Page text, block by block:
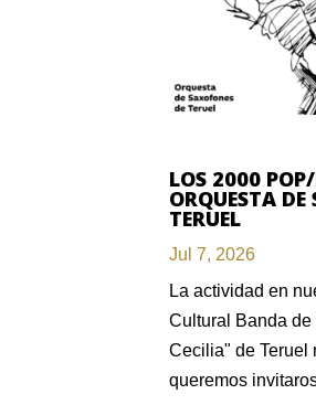
LOS 2000
ORQUESTA DE
TERUEL
Jul 7, 2026
La actividad en
Cultural Banda
Cecilia" de Teruel
queremos